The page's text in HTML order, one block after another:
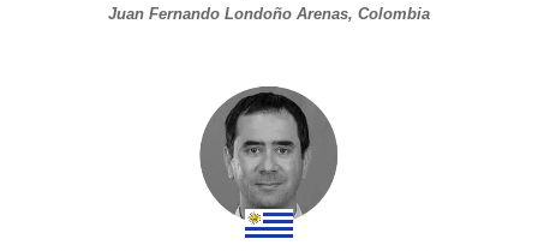
Juan Fernando Londoño Arenas, Colombia